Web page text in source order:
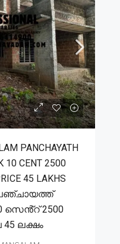
PANCHAYATH
10 CENT 2500
45 LAKHS
പഞ്ചായത്ത്
സെൻ്റ് 2500
45 ലക്ഷം